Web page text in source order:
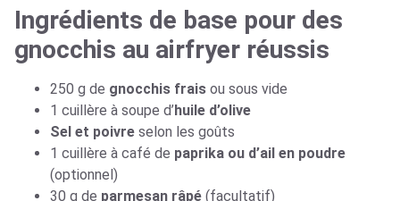
Ingrédients de base pour des
gnocchis au airfryer réussis
250 g de gnocchis frais ou sous vide
1 cuillère à soupe d’huile d’olive
Sel et poivre selon les goûts
1 cuillère à café de paprika ou d’ail en poudre
(optionnel)
30 g de parmesan râpé (facultatif)